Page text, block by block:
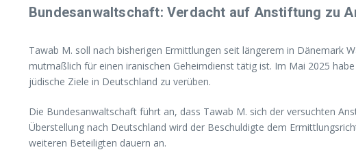
Bundesanwaltschaft: Verdacht auf Anstiftung zu
Tawab M. soll nach bisherigen Ermittlungen seit längerem in Dänemark
mutmaßlich für einen iranischen Geheimdienst tätig ist. Im Mai 2025
jüdische Ziele in Deutschland zu verüben.
Die Bundesanwaltschaft führt an, dass Tawab M. sich der versuchten
Überstellung nach Deutschland wird der Beschuldigte dem
weiteren Beteiligten dauern an.